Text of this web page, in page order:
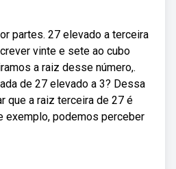
partes. 27 elevado a terceira
vinte e sete ao cubo
a raiz desse número,.
de 27 elevado a 3? Dessa
que a raiz terceira de 27 é
exemplo, podemos perceber